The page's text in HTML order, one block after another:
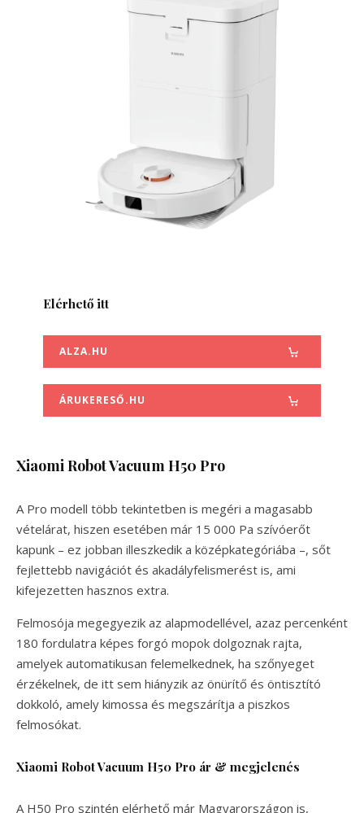
Elérhető itt
ALZA.HU
ÁRUKERESŐ.HU
Xiaomi Robot Vacuum H50 Pro
A Pro modell több tekintetben is megéri a magasabb
vételárat, hiszen esetében már 15 000 Pa szívóerőt
kapunk – ez jobban illeszkedik a középkategóriába –, sőt
fejlettebb navigációt és akadályfelismerést is, ami
kifejezetten hasznos extra.
Felmosója megegyezik az alapmodellével, azaz percenként
180 fordulatra képes forgó mopok dolgoznak rajta,
amelyek automatikusan felemelkednek, ha szőnyeget
érzékelnek, de itt sem hiányzik az önürítő és öntisztító
dokkoló, amely kimossa és megszárítja a piszkos
felmosókat.
Xiaomi Robot Vacuum H50 Pro ár & megjelenés
A H50 Pro szintén elérhető már Magyarországon is,